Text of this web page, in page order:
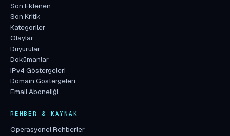
Son Eklenen
Son Kritik
Kategoriler
Olaylar
Duyurular
Dokümanlar
IPv4 Göstergeleri
Domain Göstergeleri
Email Aboneliği
REHBER & KAYNAK
Operasyonel Rehberler